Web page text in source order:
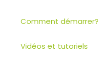
Comment démarrer?
Vidéos et tutoriels